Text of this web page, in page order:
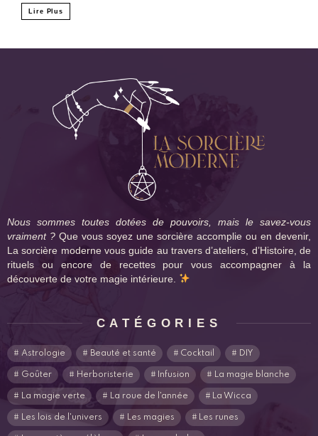
Lire Plus
Nous sommes toutes dotées de pouvoirs, mais le savez-vous
vraiment ? Que vous soyez une sorcière accomplie ou en devenir,
La sorcière moderne vous guide au travers d’ateliers, d’Histoire, de
rituels ou encore de recettes pour vous accompagner à la
découverte de votre magie intérieure.
CATÉGORIES
Astrologie Beauté et santé Cocktail DIY
Goûter Herboristerie Infusion La magie blanche
La magie verte La roue de l'année La Wicca
Les lois de l'univers Les magies Les runes